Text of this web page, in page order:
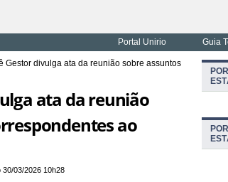
Portal Unirio Guia
Gestor divulga ata da reunião sobre assuntos
ata da reunião
ao
30/03/2026 10h28